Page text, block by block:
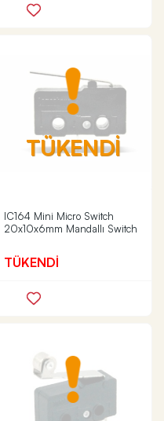
TÜKENDİ
IC164 Mini Micro Switch
20x10x6mm Mandallı Switch
TÜKENDİ